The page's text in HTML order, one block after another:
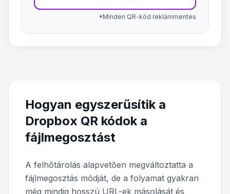
*Minden QR-kód reklámmentes
Hogyan egyszerűsítik a
Dropbox QR kódok a
fájlmegosztást
A felhőtárolás alapvetően megváltoztatta a
fájlmegosztás módját, de a folyamat gyakran
még mindig hosszú URL-ek másolását és